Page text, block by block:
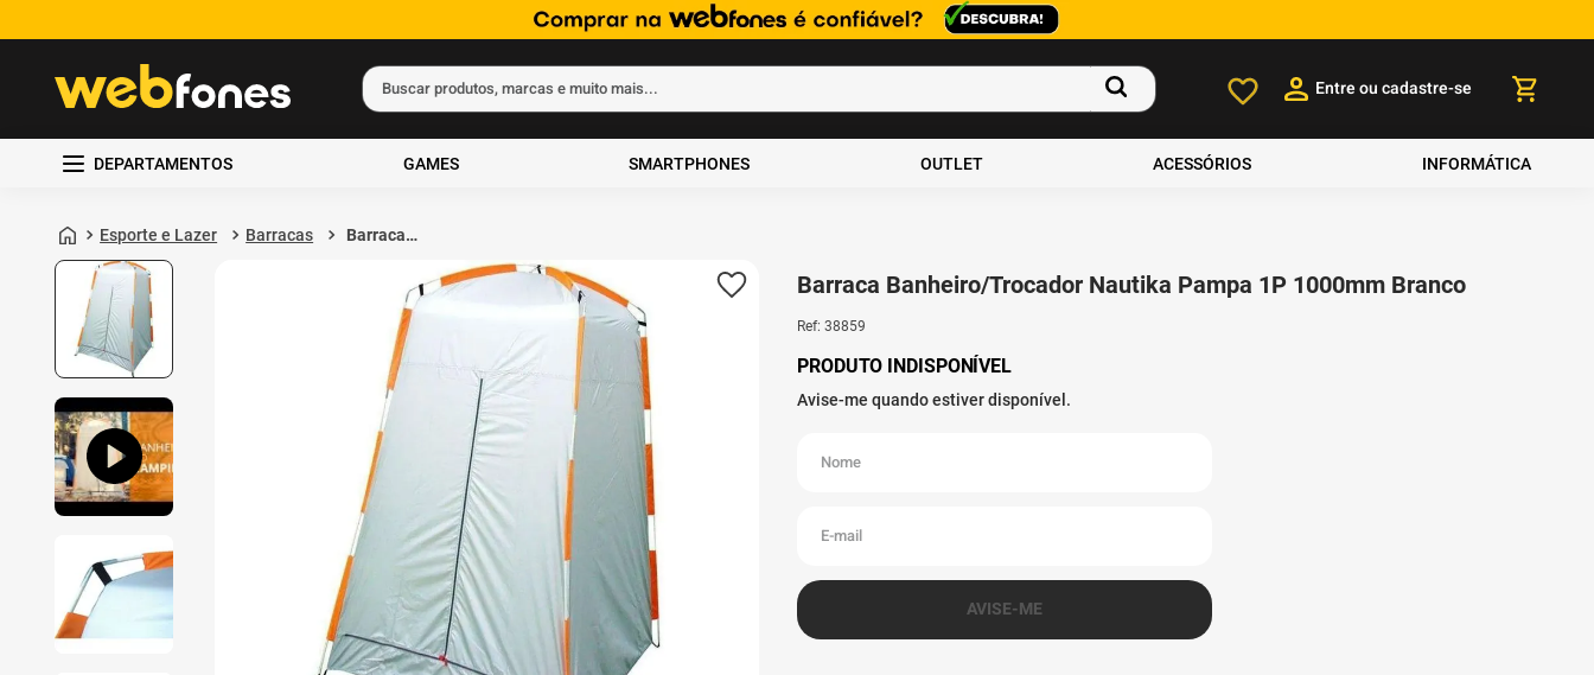
Buscar produtos, marcas e muito mais...
Entre ou cadastre-se
DEPARTAMENTOS GAMES SMARTPHONES OUTLET ACESSÓRIOS INFORMÁTICA
Esporte e Lazer Barracas
Barraca
Nautika Pampa 1P
1000mm Branco
Barraca Banheiro/Trocador Nautika Pampa 1P 1000mm Branco
Ref: 38859
Termos mais buscados
smartphone
º
5º